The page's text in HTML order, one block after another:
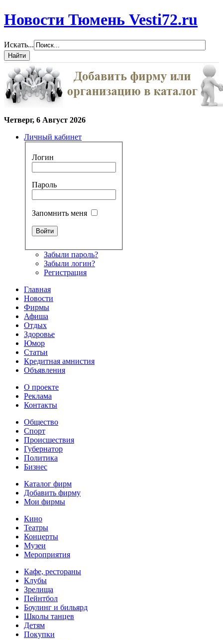
Новости Тюмень Vesti72.ru
Искать...
Четверг, 6 Август 2026
Личный кабинет
Логин
Пароль
Запомнить меня
Забыли пароль?
Забыли логин?
Регистрация
Главная
Новости
Фирмы
Афиша
Отдых
Здоровье
Юмор
Статьи
Кредитная амнистия
Объявления
О проекте
Реклама
Контакты
Общество
Спорт
Происшествия
Губернатор
Политика
Бизнес
Каталог фирм
Добавить фирму
Мои фирмы
Кино
Театры
Концерты
Музеи
Мероприятия
Кафе, рестораны
Клубы
Зрелища
Пейнтбол
Боулинг и бильярд
Школы танцев
Детям
Покупки